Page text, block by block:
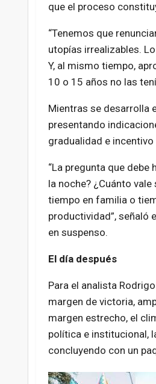
que el proceso
“Tenemos que
utopías irrealizables.
Y, al mismo tiempo,
10 o 15 años no las
Mientras se desarrolla
presentando
gradualidad e
“La pregunta que debe
la noche? ¿Cuánto
tiempo en familia o
productividad”, señaló
en suspenso.
El día después
Para el analista
margen de victoria,
margen estrecho, el
política e institucional,
concluyendo con un